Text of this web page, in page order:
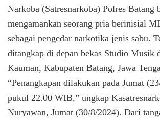
Narkoba (Satresnarkoba) Polres Batang
mengamankan seorang pria berinisial
sebagai pengedar narkotika jenis sabu.
ditangkap di depan bekas Studio Musik
Kauman, Kabupaten Batang, Jawa
“Penangkapan dilakukan pada Jumat
pukul 22.00 WIB,” ungkap
Nuryawan, Jumat (30/8/2024). Dari